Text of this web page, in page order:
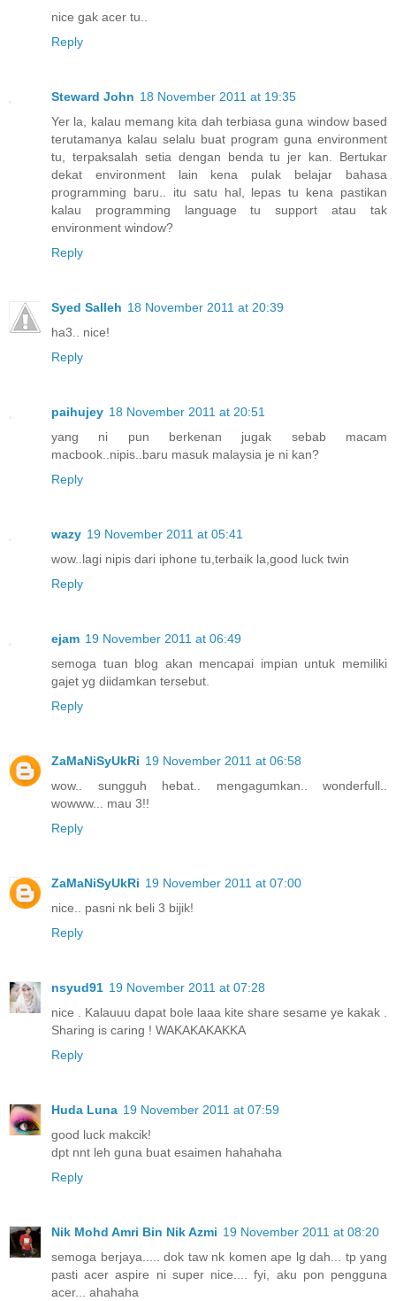
nice gak acer tu..
Reply
Steward John 18 November 2011 at 19:35
Yer la, kalau memang kita dah terbiasa guna window based
terutamanya kalau selalu buat program guna environment
tu, terpaksalah setia dengan benda tu jer kan. Bertukar
dekat environment lain kena pulak belajar bahasa
programming baru.. itu satu hal, lepas tu kena pastikan
kalau programming language tu support atau tak
environment window?
Reply
Syed Salleh 18 November 2011 at 20:39
ha3.. nice!
Reply
paihujey 18 November 2011 at 20:51
yang ni pun berkenan jugak sebab macam
macbook..nipis..baru masuk malaysia je ni kan?
Reply
wazy 19 November 2011 at 05:41
wow..lagi nipis dari iphone tu,terbaik la,good luck twin
Reply
ejam 19 November 2011 at 06:49
semoga tuan blog akan mencapai impian untuk memiliki
gajet yg diidamkan tersebut.
Reply
ZaMaNiSyUkRi 19 November 2011 at 06:58
wow.. sungguh hebat.. mengagumkan.. wonderfull..
wowww... mau 3!!
Reply
ZaMaNiSyUkRi 19 November 2011 at 07:00
nice.. pasni nk beli 3 bijik!
Reply
nsyud91 19 November 2011 at 07:28
nice . Kalauuu dapat bole laaa kite share sesame ye kakak .
Sharing is caring ! WAKAKAKAKKA
Reply
Huda Luna 19 November 2011 at 07:59
good luck makcik!
dpt nnt leh guna buat esaimen hahahaha
Reply
Nik Mohd Amri Bin Nik Azmi 19 November 2011 at 08:20
semoga berjaya..... dok taw nk komen ape lg dah... tp yang
pasti acer aspire ni super nice.... fyi, aku pon pengguna
acer... ahahaha